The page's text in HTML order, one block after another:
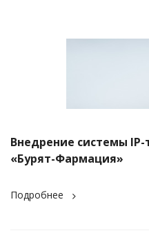
Внедрение системы
«Бурят-Фармация»
Подробнее